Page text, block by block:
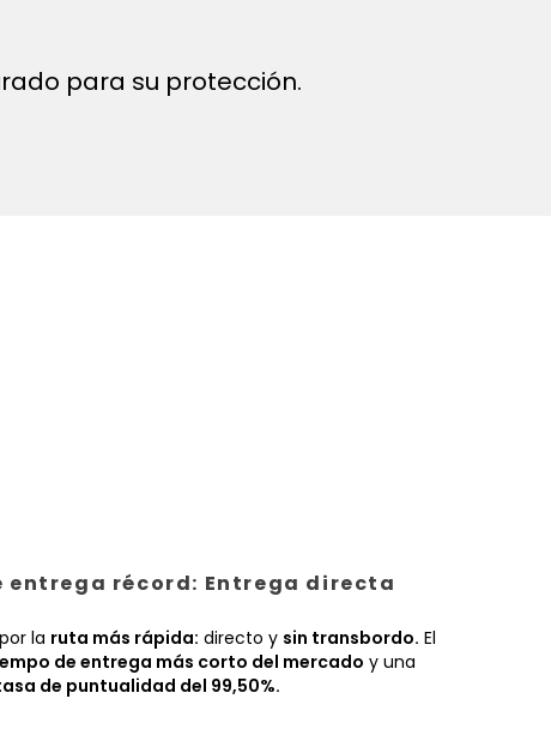
para su protección.
entrega récord: Entrega directa
la ruta más rápida: directo y sin transbordo. El
de entrega más corto del mercado y una
de puntualidad del 99,50%.